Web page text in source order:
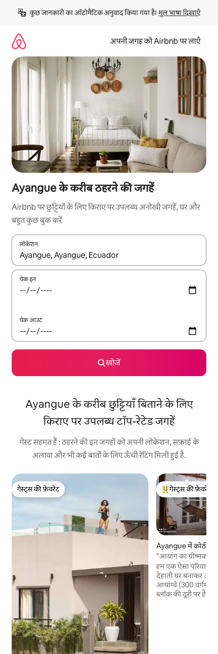
छोड़कर
कॉन्टेंट
कुछ जानकारी का ऑटोमैटिक अनुवाद किया गया है। मूल भाषा दिखाएँ
अपनी जगह को Airbnb पर लाएँ
Ayangue के करीब ठहरने की जगहें
Airbnb पर छुट्टियों के लिए किराए पर उपलब्ध अनोखी जगहें, घर और
बहुत कुछ बुक करें
लोकेशन
नतीजों के उपलब्ध होने पर, अप और डाउन 'ऐरो की' का इस्तेमाल करके नेविगेट
चेक इन
चेक आउट
खोजें
Ayangue के करीब छुट्टियाँ बिताने के लिए
किराए पर उपलब्ध टॉप-रेटेड जगहें
गेस्ट सहमत हैं : ठहरने की इन जगहों को अपनी लोकेशन, सफ़ाई के
अलावा और भी कई बातों के लिए ऊँची रेटिंग मिली हुई है.
गेस्ट्स की फ़ेवरेट
गेस्ट्स की फ़ेवरेट
गेस्ट्स का टॉप फ़ेवरेट
गेस्ट्स की फ़ेवरेट
Ayangue में कोठी
"आयांग का
हम एक ऐसा परिवार
देहाती घर बनाकर
आयांग्वे (300
ब्लॉक की दूरी पर है।